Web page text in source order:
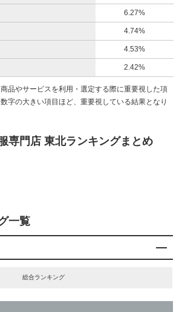
6.27%
4.74%
4.53%
2.42%
品やサービスを利用・選定する際に重要視した項
字の大きい項目ほど、重要視している結果となり
専門店 東北ランキングまとめ
一覧
総合ランキング